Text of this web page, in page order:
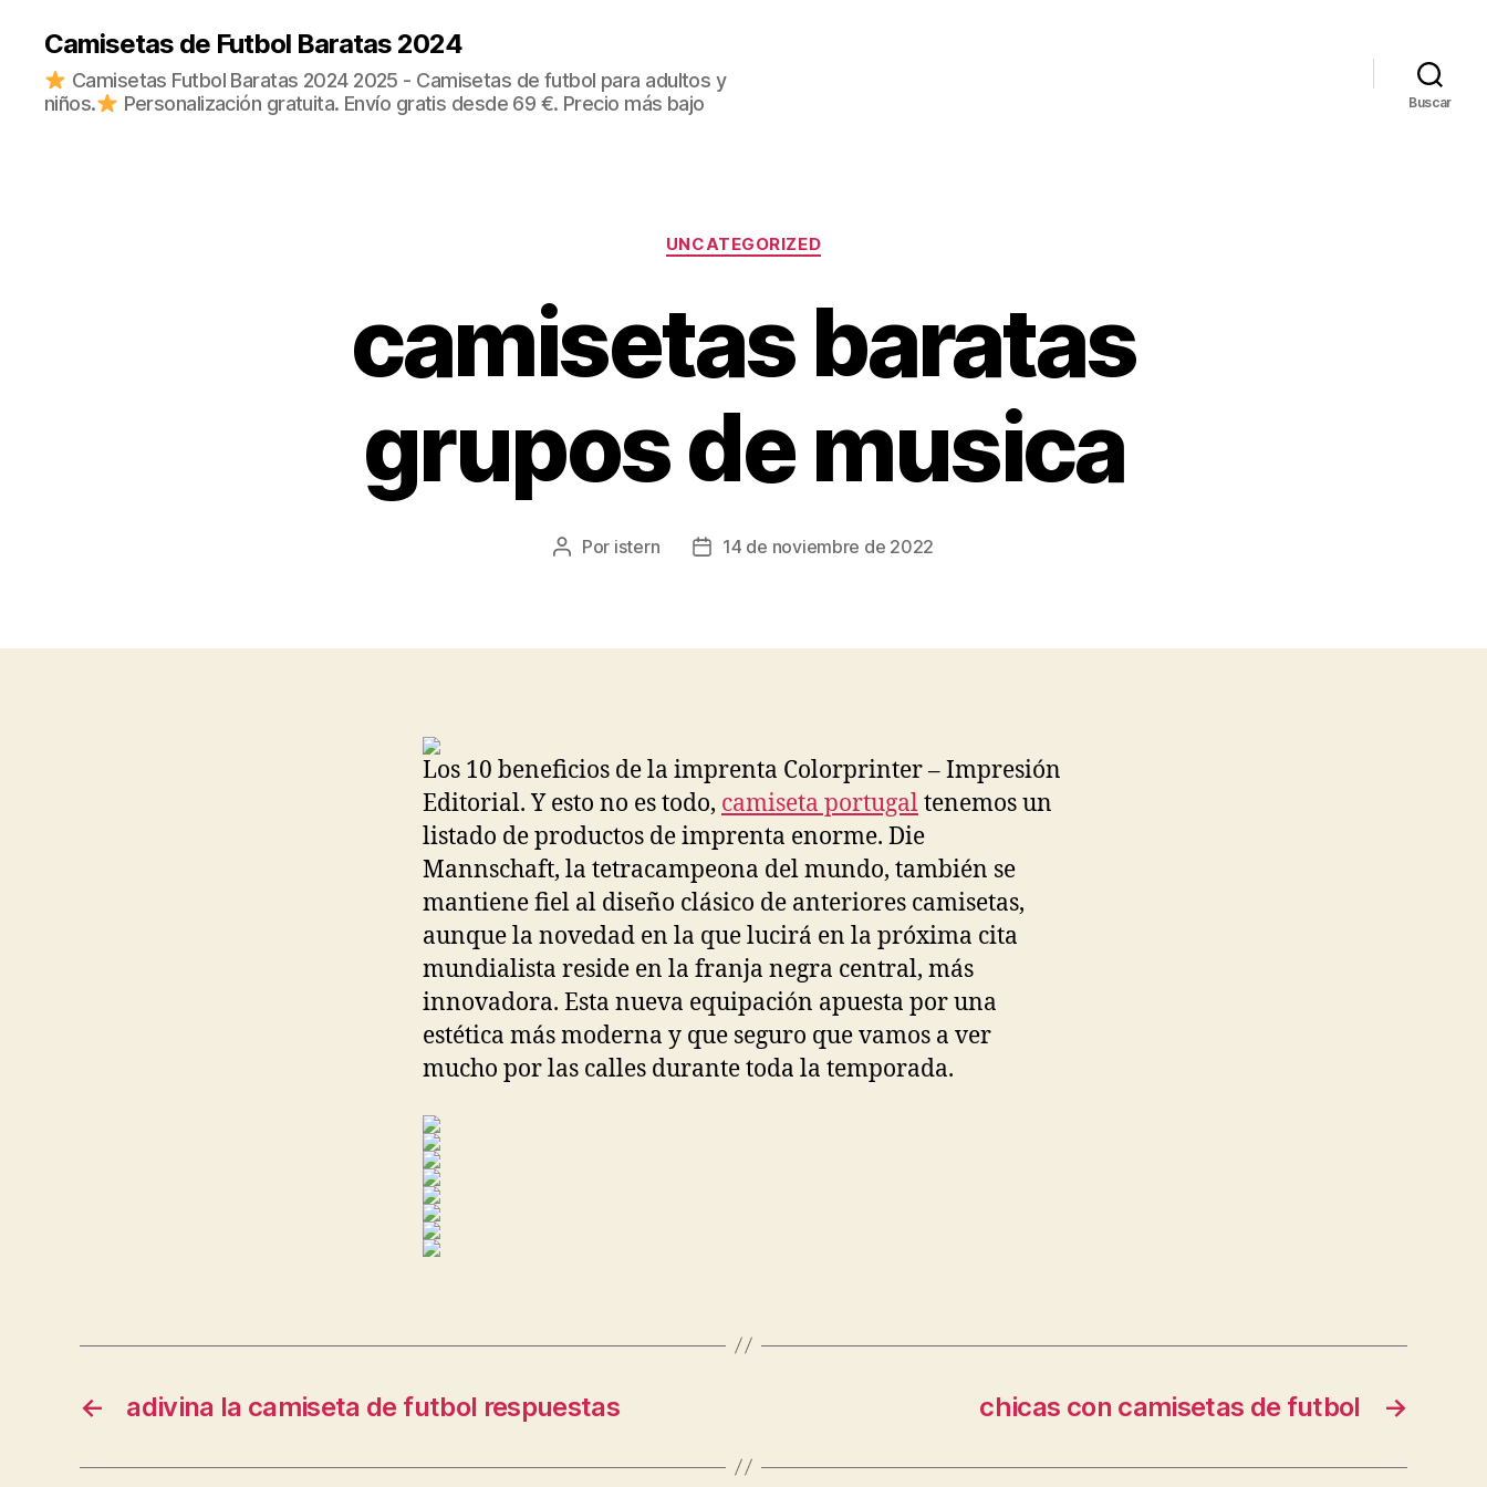
Camisetas de Futbol Baratas 2024
Camisetas Futbol Baratas 2024 2025 - Camisetas de futbol para adultos y
niños.
Personalización gratuita. Envío gratis desde 69 €. Precio más bajo Buscar
Categorías
UNCATEGORIZED
camisetas baratas
grupos de musica
Autor
Por istern
Fecha14 de noviembre de 2022
Los 10 beneficios de la imprenta Colorprinter – Impresión
Editorial. Y esto no es todo, camiseta portugaltenemos un
listado de productos de imprenta enorme. Die
Mannschaft, la tetracampeona del mundo, también se
mantiene fiel al diseño clásico de anteriores camisetas,
aunque la novedad en la que lucirá en la próxima cita
mundialista reside en la franja negra central, más
innovadora. Esta nueva equipación apuesta por una
estética más moderna y que seguro que vamos a ver
mucho por las calles durante toda la temporada.
← adivina la camiseta de futbol respuestas →
chicas con camisetas de futbol